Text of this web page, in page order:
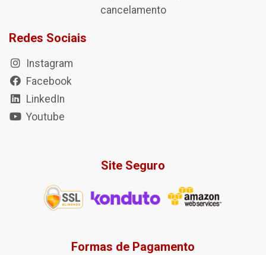
cancelamento
Redes Sociais
Instagram
Facebook
LinkedIn
Youtube
Site Seguro
Formas de Pagamento